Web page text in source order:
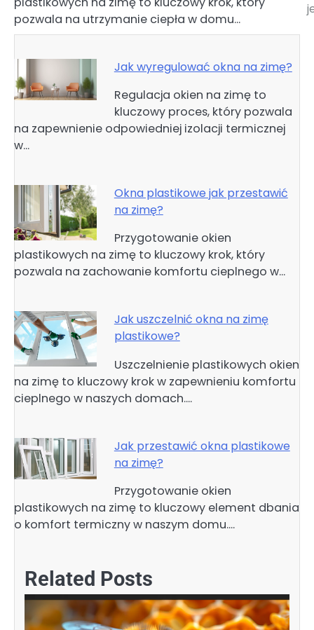
pozwala na utrzymanie ciepła w domu…
Jak wyregulować okna na zimę?
Regulacja okien na zimę to
kluczowy proces, który pozwala
na zapewnienie odpowiedniej izolacji termicznej
w…
Okna plastikowe jak przestawić
na zimę?
Przygotowanie okien
plastikowych na zimę to kluczowy krok, który
pozwala na zachowanie komfortu cieplnego w…
Jak uszczelnić okna na zimę
plastikowe?
Uszczelnienie plastikowych okien
na zimę to kluczowy krok w zapewnieniu komfortu
cieplnego w naszych domach.…
Jak przestawić okna plastikowe
na zimę?
Przygotowanie okien
plastikowych na zimę to kluczowy element dbania
o komfort termiczny w naszym domu.…
Related Posts